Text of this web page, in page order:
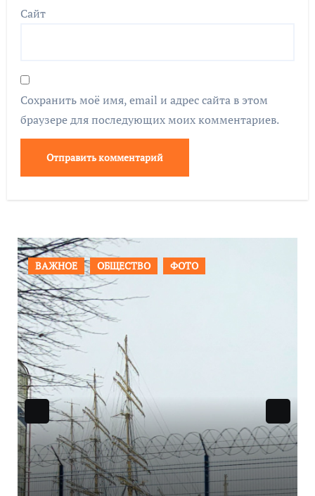
Сайт
Сохранить моё имя, email и адрес сайта в этом
браузере для последующих моих комментариев.
ПРОИСШЕСТВИЯ ФОТО